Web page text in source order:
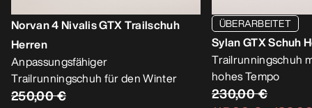
Norvan 4 Nivalis GTX Trailschuh
Herren
Anpassungsfähiger
Trailrunningschuh für den Winter
250,00 €
ÜBERARBEITET
Sylan GTX Schuh
Trailrunningschuh
hohes Tempo
230,00 €